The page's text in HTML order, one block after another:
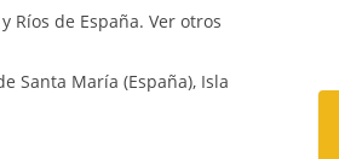
Ríos de España. Ver otros
Santa María (España), Isla